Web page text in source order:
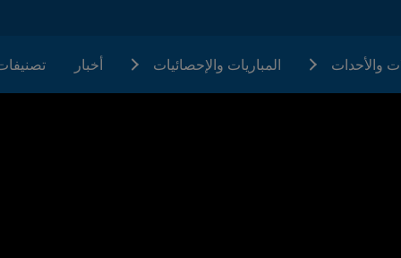
والأحدات المباريات والإحصائيات أخبار